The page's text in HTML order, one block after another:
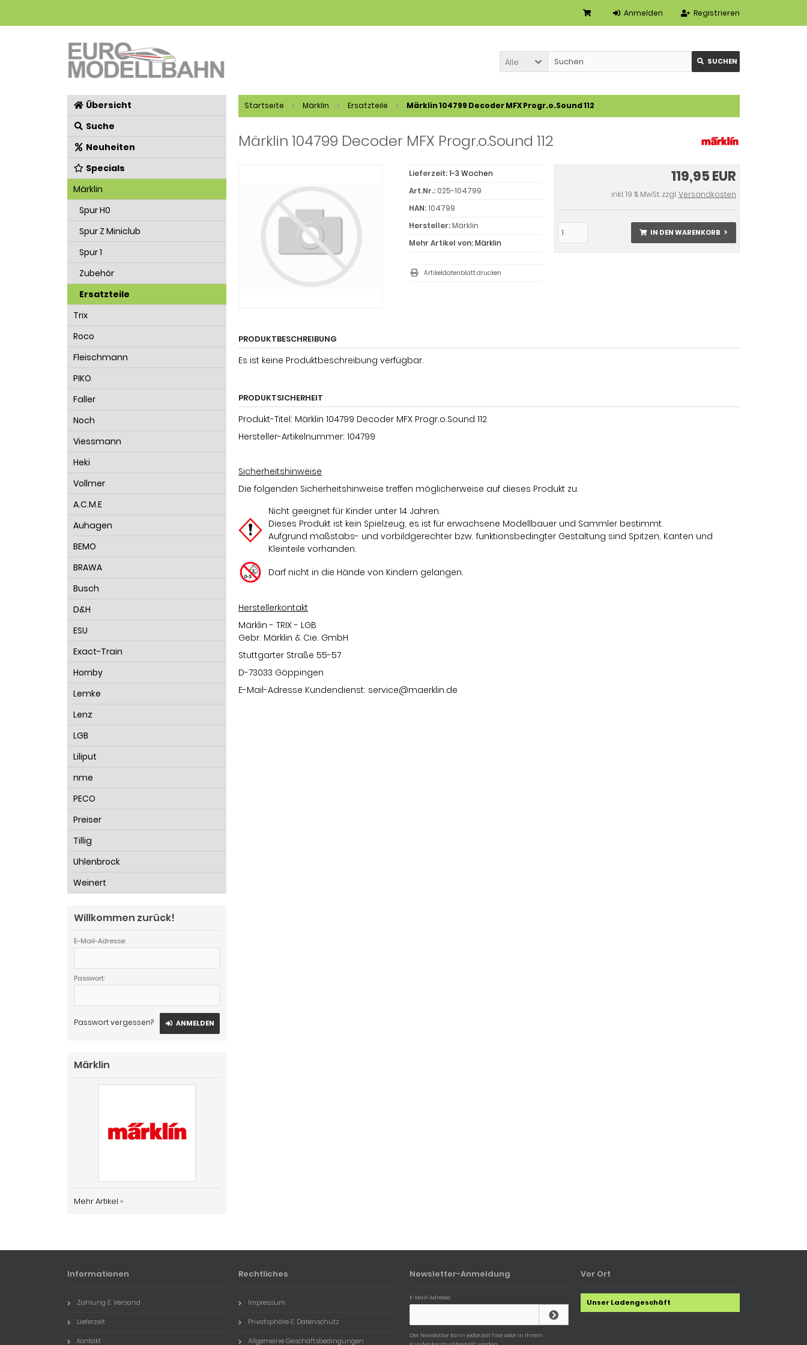
Registrieren
Anmelden
Alle SUCHEN
Startseite Märklin Ersatzteile Märklin 104799 Decoder MFX Progr.o.Sound 112
Märklin 104799 Decoder MFX Progr.o.Sound 112
119,95 EUR
inkl. 19 % MwSt. zzgl.Versandkosten
IN DEN WARENKORB
Lieferzeit:1-3 Wochen
Art.Nr.: 025-104799
HAN:104799
Hersteller:Märklin
Mehr Artikel von:Märklin
Artikeldatenblatt drucken
PRODUKTBESCHREIBUNG
Es ist keine Produktbeschreibung verfügbar.
PRODUKTSICHERHEIT
Produkt-Titel: Märklin 104799 Decoder MFX Progr.o.Sound 112
Hersteller-Artikelnummer: 104799
Sicherheitshinweise
Die folgenden Sicherheitshinweise treffen möglicherweise auf dieses Produkt zu.
Nicht geeignet für Kinder unter 14 Jahren.
Dieses Produkt ist kein Spielzeug, es ist für erwachsene Modellbauer und Sammler bestimmt.
Aufgrund maßstabs- und vorbildgerechter bzw. funktionsbedingter Gestaltung sind Spitzen, Kanten und
Kleinteile vorhanden.
Darf nicht in die Hände von Kindern gelangen.
Herstellerkontakt
Märklin - TRIX - LGB
Gebr. Märklin & Cie. GmbH
Stuttgarter Straße 55-57
D-73033 Göppingen
E-Mail-Adresse Kundendienst: service@maerklin.de
Übersicht
Suche
Neuheiten
Specials
Märklin
Spur H0
Spur Z Miniclub
Spur 1
Zubehör
Ersatzteile
Trix
Roco
Fleischmann
PIKO
Faller
Noch
Viessmann
Heki
Vollmer
A.C.M.E
Auhagen
BEMO
BRAWA
Busch
D&H
ESU
Exact-Train
Hornby
Lemke
Lenz
LGB
Liliput
nme
PECO
Preiser
Tillig
Uhlenbrock
Weinert
Willkommen zurück!
E-Mail-Adresse:
Passwort:
Passwort vergessen? ANMELDEN
Märklin
Mehr Artikel »
Informationen
Zahlung & Versand
Lieferzeit
Kontakt
Rechtliches
Impressum
Privatsphäre & Datenschutz
Allgemeine Geschäftsbedingungen
Newsletter-Anmeldung
E-Mail-Adresse:
Der Newsletter kann jederzeit hier oder in Ihrem
Vor Ort
Unser Ladengeschäft